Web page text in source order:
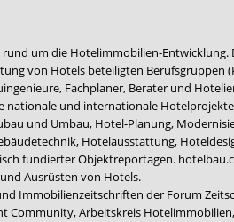
um die Hotelimmobilien-Entwicklung.
von Hotels beteiligten Berufsgruppen
Fachplaner, Berater und
und internationale
und Umbau, Hotel-Planung,
Hotelausstattung,
fundierter Objektreportagen.
Ausrüsten von Hotels.
Immobilienzeitschriften der Forum
Community,Arbeitskreis Hotelimmobilien,